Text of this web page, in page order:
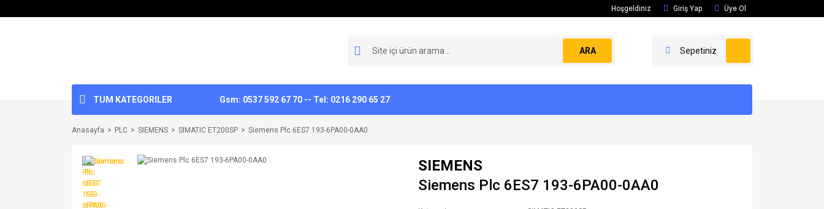
Hoşgeldiniz Giriş Yap Üye Ol
ARA Sepetiniz
TUM KATEGORILER Gsm: 0537 592 67 70 -- Tel: 0216 290 65 27
Anasayfa PLC SIEMENS SIMATIC ET200SP Siemens Plc 6ES7 193-6PA00-0AA0
SIEMENS
Siemens Plc 6ES7 193-6PA00-0AA0